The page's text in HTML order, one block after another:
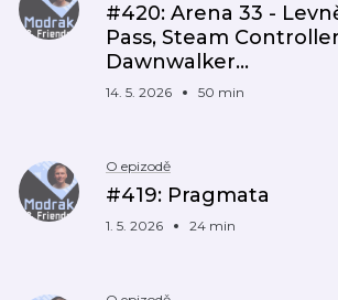
#420: Arena 33 -
Pass, Steam
Dawnwalker...
14. 5. 2026 50 min
O epizodě
#419: Pragmata
1. 5. 2026 24 min